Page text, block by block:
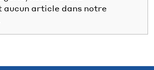
aucun article dans notre